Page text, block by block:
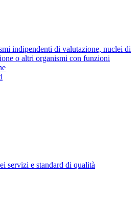
indipendenti di valutazione, nuclei di
o altri organismi con funzioni
servizi e standard di qualità